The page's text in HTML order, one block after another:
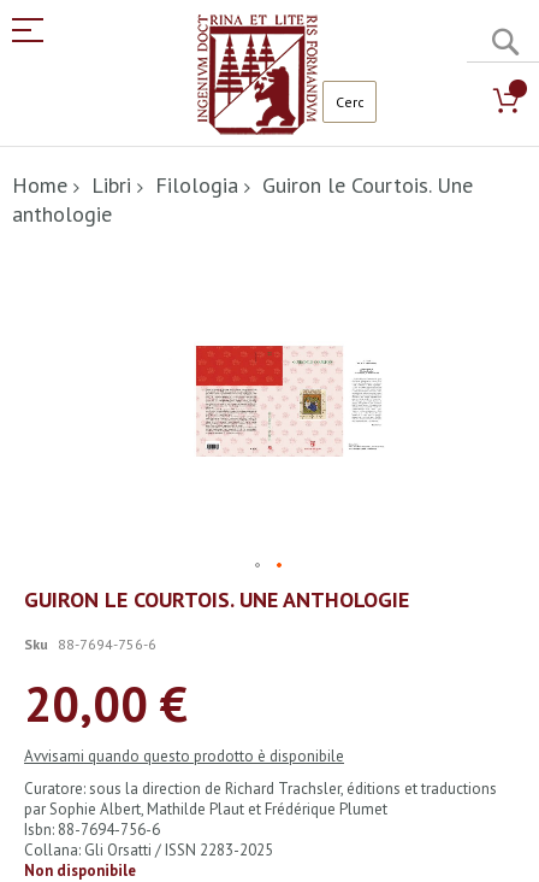
al
contenuto
Home Libri Filologia
Guiron le Courtois. Une
anthologie
Vai
all'inizio
galleria
immagini
GUIRON LE COURTOIS. UNE ANTHOLOGIE
Sku 88-7694-756-6
20,00 €
Avvisami quando questo prodotto è disponibile
Curatore: sous la direction de Richard Trachsler, éditions et traductions
par Sophie Albert, Mathilde Plaut et Frédérique Plumet
Isbn: 88-7694-756-6
Collana: Gli Orsatti / ISSN 2283-2025
Non disponibile